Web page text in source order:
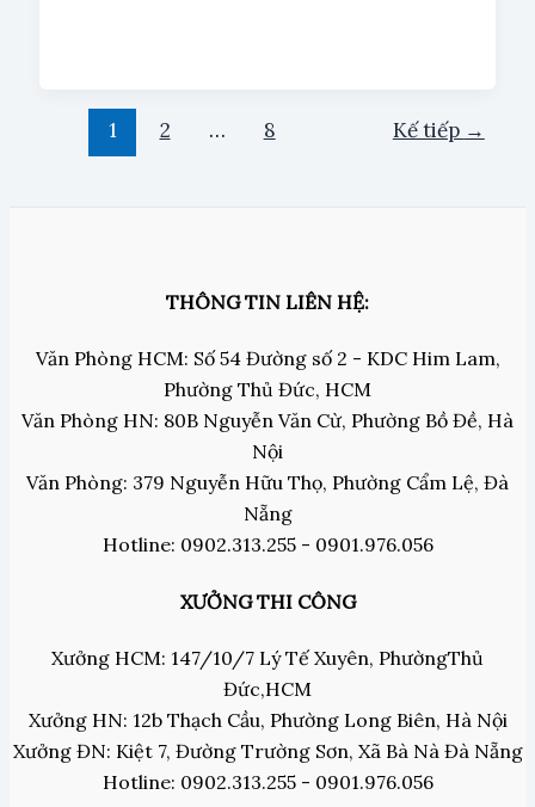
1 2 … 8 Kế tiếp →
THÔNG TIN LIÊN HỆ:
Văn Phòng HCM: Số 54 Đường số 2 - KDC Him Lam,
Phường Thủ Đức, HCM
Văn Phòng HN: 80B Nguyễn Văn Cừ, Phường Bồ Đề, Hà
Nội
Văn Phòng: 379 Nguyễn Hữu Thọ, Phường Cẩm Lệ, Đà
Nẵng
Hotline: 0902.313.255 - 0901.976.056
XƯỞNG THI CÔNG
Xưởng HCM: 147/10/7 Lý Tế Xuyên, PhườngThủ
Đức,HCM
Xưởng HN: 12b Thạch Cầu, Phường Long Biên, Hà Nội
Xưởng ĐN: Kiệt 7, Đường Trường Sơn, Xã Bà Nà Đà Nẵng
Hotline: 0902.313.255 - 0901.976.056